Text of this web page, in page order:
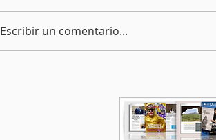
Escribir un comentario...